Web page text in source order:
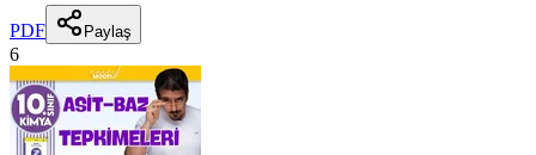
PDF Paylaş
6